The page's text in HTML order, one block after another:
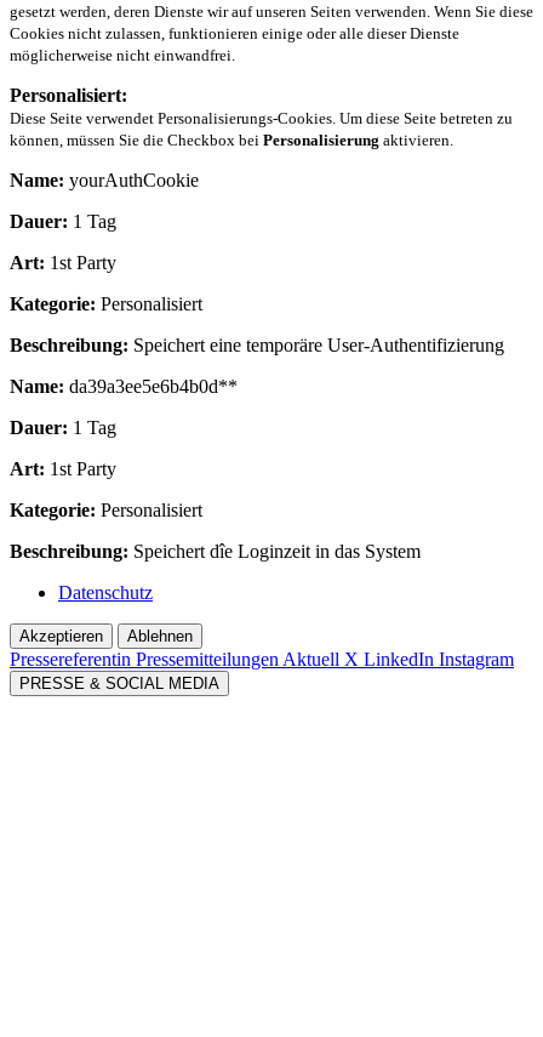
gesetzt werden, deren Dienste wir auf unseren Seiten verwenden. Wenn Sie diese
Cookies nicht zulassen, funktionieren einige oder alle dieser Dienste
möglicherweise nicht einwandfrei.
Personalisiert:
Diese Seite verwendet Personalisierungs-Cookies. Um diese Seite betreten zu
können, müssen Sie die Checkbox bei Personalisierung aktivieren.
Name: yourAuthCookie
Dauer: 1 Tag
Art: 1st Party
Kategorie: Personalisiert
Beschreibung: Speichert eine temporäre User-Authentifizierung
Name: da39a3ee5e6b4b0d**
Dauer: 1 Tag
Art: 1st Party
Kategorie: Personalisiert
Beschreibung: Speichert dîe Loginzeit in das System
Datenschutz
Akzeptieren Ablehnen
Pressereferentin Pressemitteilungen Aktuell X LinkedIn Instagram
PRESSE & SOCIAL MEDIA